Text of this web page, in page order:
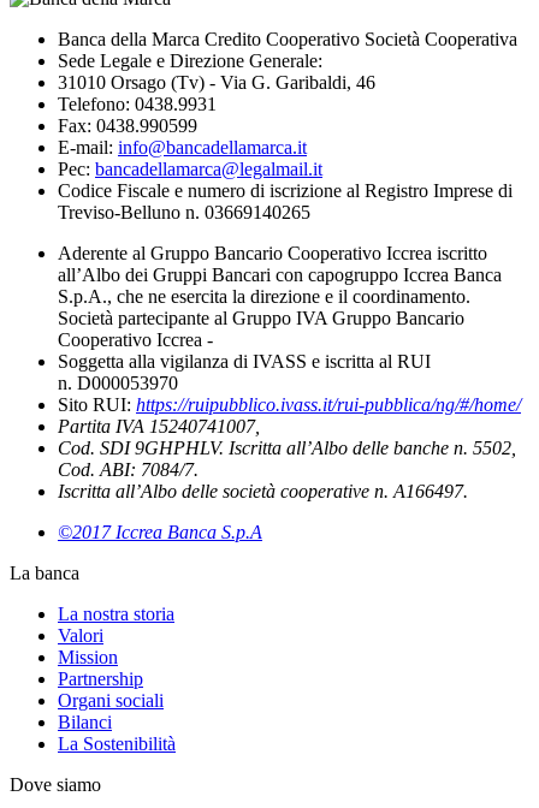
Banca della Marca Credito Cooperativo Società Cooperativa
Sede Legale e Direzione Generale:
31010 Orsago (Tv) - Via G. Garibaldi, 46
Telefono: 0438.9931
Fax: 0438.990599
E-mail: info@bancadellamarca.it
Pec: bancadellamarca@legalmail.it
Codice Fiscale e numero di iscrizione al Registro Imprese di
Treviso-Belluno n. 03669140265
Aderente al Gruppo Bancario Cooperativo Iccrea iscritto
all’Albo dei Gruppi Bancari con capogruppo Iccrea Banca
S.p.A., che ne esercita la direzione e il coordinamento.
Società partecipante al Gruppo IVA Gruppo Bancario
Cooperativo Iccrea -
Soggetta alla vigilanza di IVASS e iscritta al RUI
n. D000053970
Sito RUI: https://ruipubblico.ivass.it/rui-pubblica/ng/#/home/
Partita IVA 15240741007,
Cod. SDI 9GHPHLV. Iscritta all’Albo delle banche n. 5502,
Cod. ABI: 7084/7.
Iscritta all’Albo delle società cooperative n. A166497.
©2017 Iccrea Banca S.p.A
La banca
La nostra storia
Valori
Mission
Partnership
Organi sociali
Bilanci
La Sostenibilità
Dove siamo